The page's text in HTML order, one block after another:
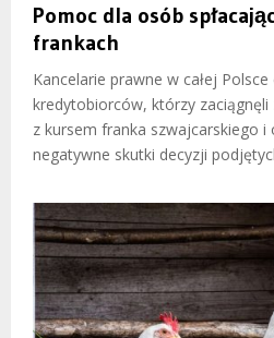
Pomoc dla osób
frankach
Kancelarie prawne w całej
kredytobiorców, którzy
z kursem franka szwajcarskiego i
negatywne skutki decyzji